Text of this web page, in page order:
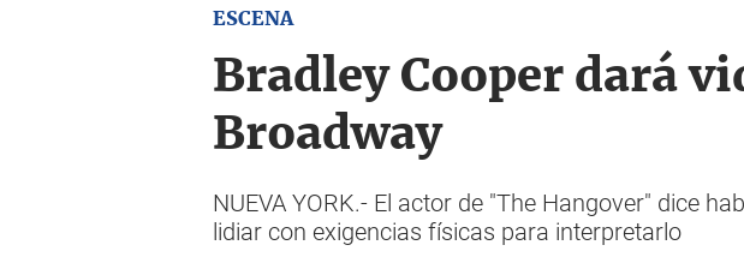
ESCENA
Bradley Cooper dará
Broadway
NUEVA YORK.- El actor de "The Hangover" dice
lidiar con exigencias físicas para interpretarlo